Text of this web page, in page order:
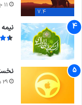
7.4
11 جولای 2021
29 دسامبر 2021